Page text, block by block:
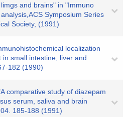
and brains" in "Immuno
Symposium Series
Society, (1991)
localization
small intestine, liver and
182 (1990)
comparative study of diazepam
serum, saliva and brain
185-188 (1991)